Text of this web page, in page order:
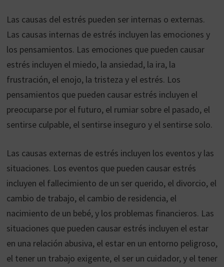
Las causas del estrés pueden ser internas o externas.
Las causas internas de estrés incluyen las emociones y
los pensamientos. Las emociones que pueden causar
estrés incluyen el miedo, la ansiedad, la ira, la
frustración, el enojo, la tristeza y el estrés. Los
pensamientos que pueden causar estrés incluyen el
preocuparse por el futuro, el rumiar sobre el pasado, el
sentirse culpable, el sentirse inseguro y el sentirse solo.
Las causas externas de estrés incluyen los eventos y las
situaciones. Los eventos que pueden causar estrés
incluyen el fallecimiento de un ser querido, el divorcio, el
cambio de trabajo, el cambio de residencia, el
nacimiento de un bebé, y los problemas financieros. Las
situaciones que pueden causar estrés incluyen el estar
en una relación abusiva, el estar en un entorno peligroso,
el tener un trabajo exigente, el ser un cuidador, y el tener